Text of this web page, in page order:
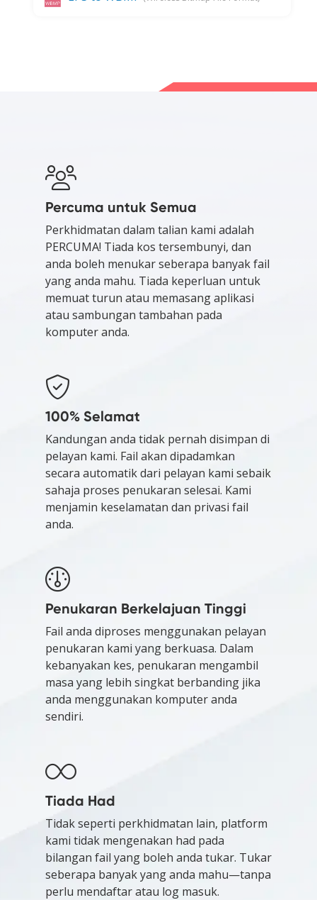
Percuma untuk Semua
Perkhidmatan dalam talian kami adalah
PERCUMA! Tiada kos tersembunyi, dan
anda boleh menukar seberapa banyak fail
yang anda mahu. Tiada keperluan untuk
memuat turun atau memasang aplikasi
atau sambungan tambahan pada
komputer anda.
100% Selamat
Kandungan anda tidak pernah disimpan di
pelayan kami. Fail akan dipadamkan
secara automatik dari pelayan kami sebaik
sahaja proses penukaran selesai. Kami
menjamin keselamatan dan privasi fail
anda.
Penukaran Berkelajuan Tinggi
Fail anda diproses menggunakan pelayan
penukaran kami yang berkuasa. Dalam
kebanyakan kes, penukaran mengambil
masa yang lebih singkat berbanding jika
anda menggunakan komputer anda
sendiri.
Tiada Had
Tidak seperti perkhidmatan lain, platform
kami tidak mengenakan had pada
bilangan fail yang boleh anda tukar. Tukar
seberapa banyak yang anda mahu—tanpa
perlu mendaftar atau log masuk.